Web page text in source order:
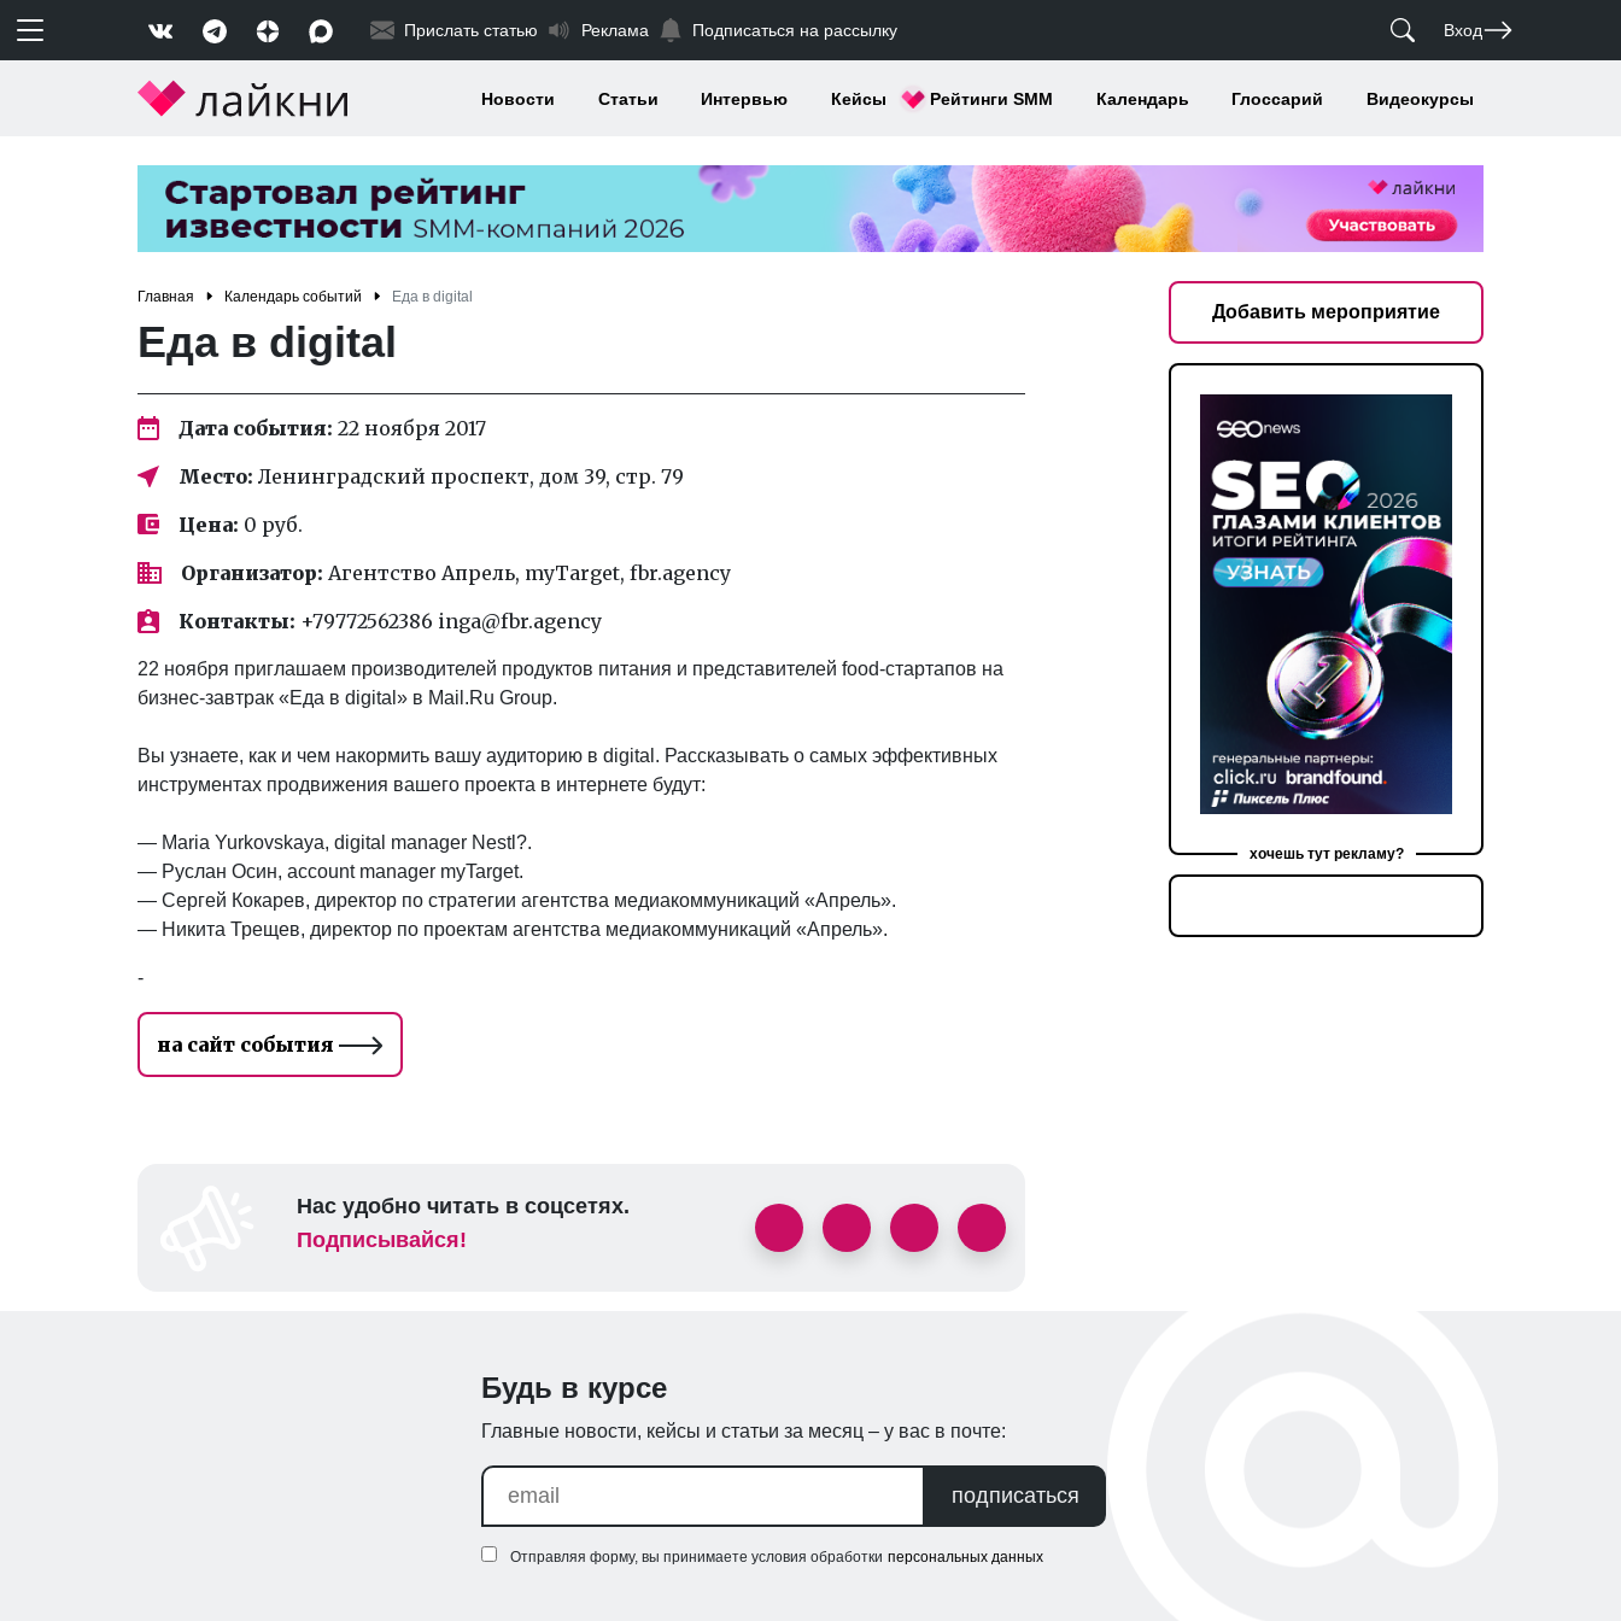
Прислать статью Реклама Подписаться на рассылку Вход
Новости Статьи Интервью Кейсы Рейтинги SMM Календарь Глоссарий Видеокурсы
Главная Календарь событий Еда в digital
Еда в digital
Дата события: 22 ноября 2017
Место: Ленинградский проспект, дом 39, стр. 79
Цена: 0 руб.
Организатор: Агентство Апрель, myTarget, fbr.agency
Контакты: +79772562386 inga@fbr.agency
22 ноября приглашаем производителей продуктов питания и представителей food-стартапов на
бизнес-завтрак «Еда в digital» в Mail.Ru Group.
Вы узнаете, как и чем накормить вашу аудиторию в digital. Рассказывать о самых эффективных
инструментах продвижения вашего проекта в интернете будут:
— Maria Yurkovskaya, digital manager Nestl?.
— Руслан Осин, account manager myTarget.
— Сергей Кокарев, директор по стратегии агентства медиакоммуникаций «Апрель».
— Никита Трещев, директор по проектам агентства медиакоммуникаций «Апрель».
-
на сайт события
Нас удобно читать в соцсетях.
Подписывайся!
Добавить мероприятие
хочешь тут рекламу?
Будь в курсе
Главные новости, кейсы и статьи за месяц – у вас в почте:
подписаться
Отправляя форму, вы принимаете условия обработки персональных данных